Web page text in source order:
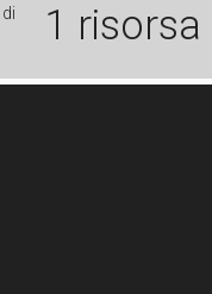
di 1 risorsa